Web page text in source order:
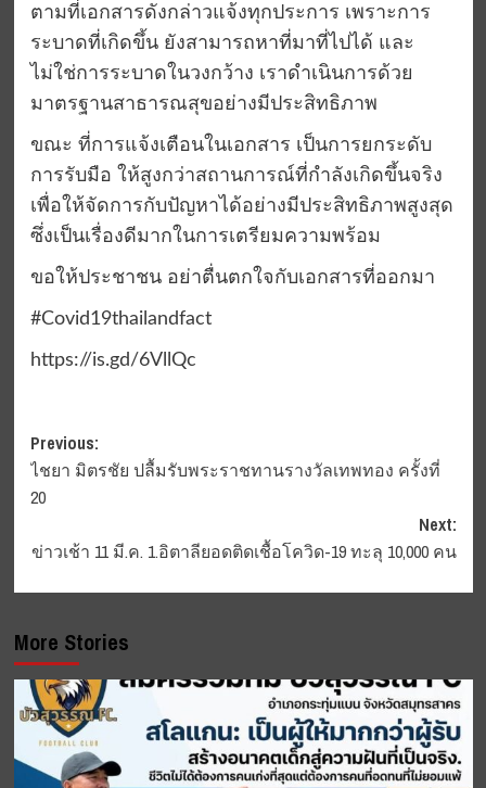
ตามที่เอกสารดังกล่าวแจ้งทุกประการ เพราะการ
ระบาดที่เกิดขึ้น ยังสามารถหาที่มาที่ไปได้ และ
ไม่ใช่การระบาดในวงกว้าง เราดำเนินการด้วย
มาตรฐานสาธารณสุขอย่างมีประสิทธิภาพ
ขณะ ที่การแจ้งเตือนในเอกสาร เป็นการยกระดับ
การรับมือ ให้สูงกว่าสถานการณ์ที่กำลังเกิดขึ้นจริง
เพื่อให้จัดการกับปัญหาได้อย่างมีประสิทธิภาพสูงสุด
ซึ่งเป็นเรื่องดีมากในการเตรียมความพร้อม
ขอให้ประชาชน อย่าตื่นตกใจกับเอกสารที่ออกมา
#Covid19thailandfact
https://is.gd/6VllQc
Post
navigation
Previous:
ไชยา มิตรชัย ปลื้มรับพระราชทานรางวัลเทพทอง ครั้งที่
20
Next:
ข่าวเช้า 11 มี.ค. 1.อิตาลียอดติดเชื้อโควิด-19 ทะลุ 10,000 คน
More Stories